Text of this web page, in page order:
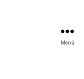
Menü